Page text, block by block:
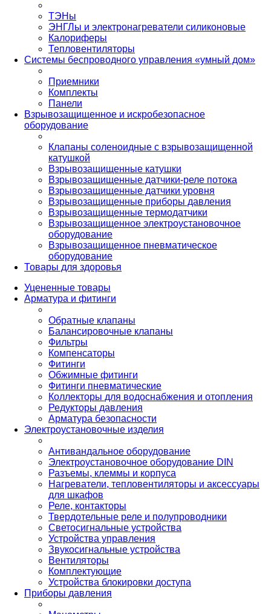
ТЭНы
ЭНГЛы и электронагреватели силиконовые
Калориферы
Тепловентиляторы
Системы беспроводного управления «умный дом»
Приемники
Комплекты
Панели
Взрывозащищенное и искробезопасное
оборудование
Клапаны соленоидные с взрывозащищенной
катушкой
Взрывозащищенные катушки
Взрывозащищенные датчики-реле потока
Взрывозащищенные датчики уровня
Взрывозащищенные приборы давления
Взрывозащищенные термодатчики
Взрывозащищенное электроустановочное
оборудование
Взрывозащищенное пневматическое
оборудование
Товары для здоровья
Уцененные товары
Арматура и фитинги
Обратные клапаны
Балансировочные клапаны
Фильтры
Компенсаторы
Фитинги
Обжимные фитинги
Фитинги пневматические
Коллекторы для водоснабжения и отопления
Редукторы давления
Арматура безопасности
Электроустановочные изделия
Антивандальное оборудование
Электроустановочное оборудование DIN
Разъемы, клеммы и корпуса
Нагреватели, тепловентиляторы и аксессуары
для шкафов
Реле, контакторы
Твердотельные реле и полупроводники
Светосигнальные устройства
Устройства управления
Звукосигнальные устройства
Вентиляторы
Комплектующие
Устройства блокировки доступа
Приборы давления